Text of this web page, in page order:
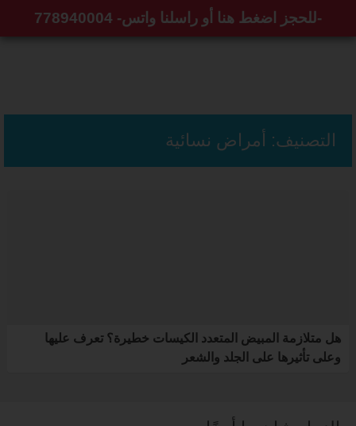
-للحجز اضغط هنا أو راسلنا واتس- 778940004
التصنيف: أمراض نسائية
هل متلازمة المبيض المتعدد الكيسات خطيرة؟ تعرف عليها
وعلى تأثيرها على الجلد والشعر